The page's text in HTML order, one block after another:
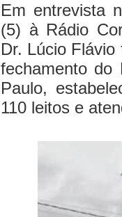
Em entrevista
(5) à Rádio
Dr. Lúcio
fechamento do
Paulo,
110 leitos e